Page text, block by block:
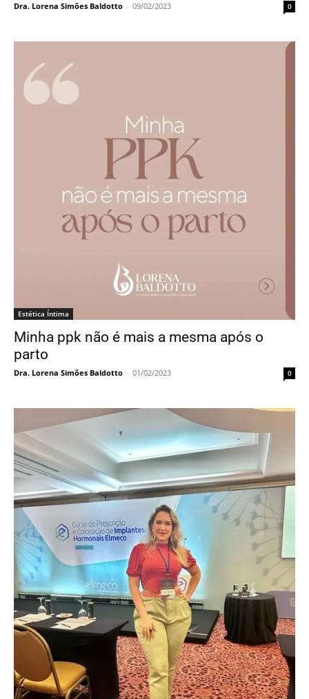
Dra. Lorena Simões Baldotto - 09/02/2023 0
Estética Íntima
Minha ppk não é mais a mesma após o
parto
Dra. Lorena Simões Baldotto - 01/02/2023 0